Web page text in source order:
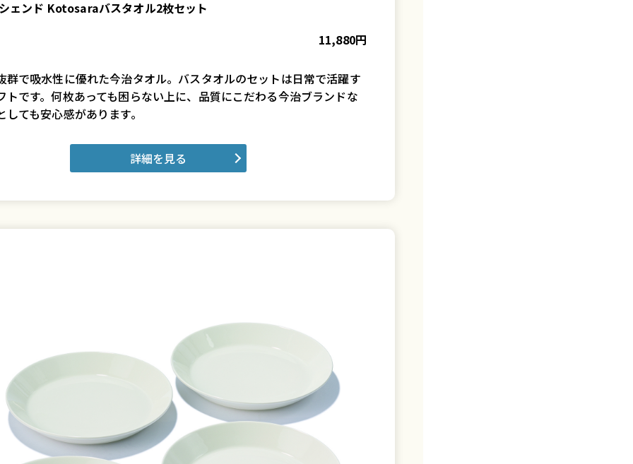
ェンド Kotosaraバスタオル2枚セット
11,880円
群で吸水性に優れた今治タオル。バスタオルのセットは日常で活躍す
トです。何枚あっても困らない上に、品質にこだわる今治ブランドな
しても安心感があります。
詳細を見る